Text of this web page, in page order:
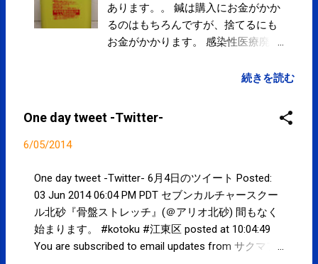
あります。。 鍼は購入にお金がかか
るのはもちろんですが、捨てるにも
お金がかかります。 感染性医療廃棄
開業からアルミ缶に入れて保管して
まわっているらしい業者さんが営業
棄コストなども含まれているからな
んですね。』 と思いました。 ちなみ
に当院の鍼治療の料金設定には廃棄
コストが。。。
続きを読む
One day tweet -Twitter-
6/05/2014
One day tweet -Twitter- 6月4日のツイート Posted:
03 Jun 2014 06:04 PM PDT セブンカルチャースクー
ル北砂『骨盤ストレッチ』(＠アリオ北砂) 間もなく
始まります。 #kotoku #江東区 posted at 10:04:49
You are subscribed to email updates from サクマフ